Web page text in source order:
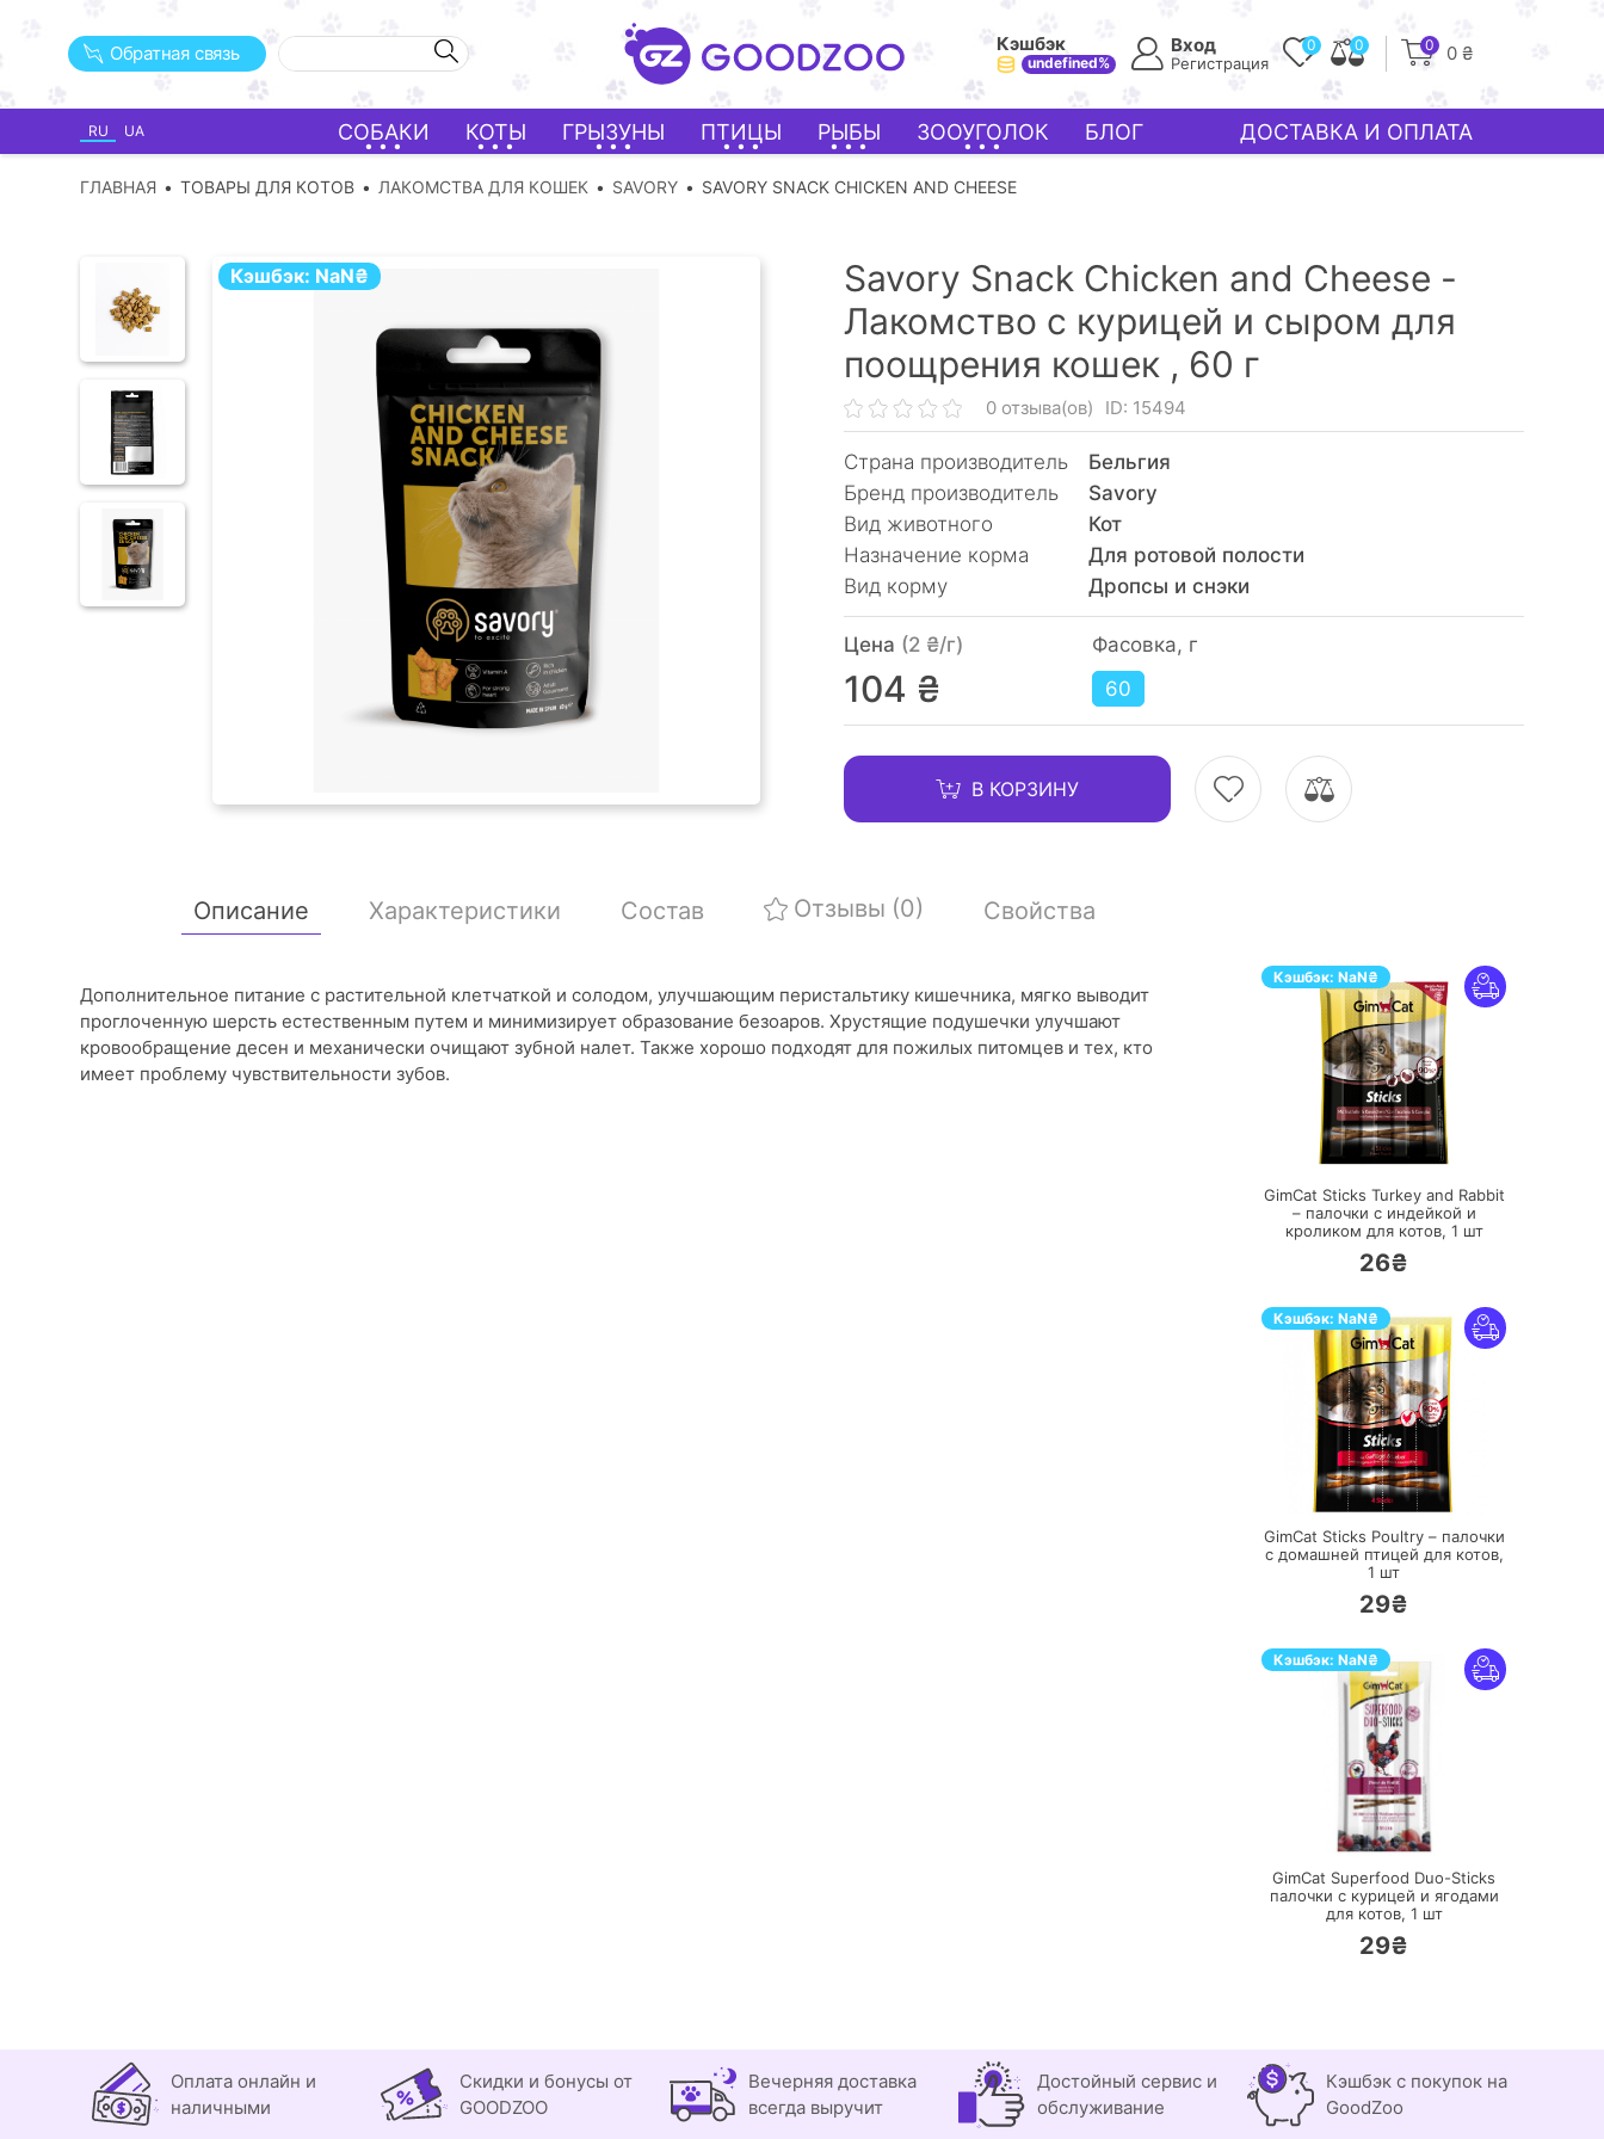
Обратная связь Кэшбэк
undefined%
Вход
Регистрация
0 0 0 0 ₴
RU UA СОБАКИ КОТЫ ГРЫЗУНЫ ПТИЦЫ РЫБЫ ЗООУГОЛОК БЛОГ ДОСТАВКА И ОПЛАТА
ГЛАВНАЯ ТОВАРЫ ДЛЯ КОТОВ ЛАКОМСТВА ДЛЯ КОШЕК SAVORY SAVORY SNACK CHICKEN AND CHEESE
Кэшбэк: NaN₴
Savory Snack Chicken and Cheese -
Лакомство с курицей и сыром для
поощрения кошек , 60 г
0 отзыва(ов) ID: 15494
Страна производитель
Бельгия
Бренд производитель
Savory
Вид животного
Кот
Назначение корма
Для ротовой полости
Вид корму
Дропсы и снэки
Цена (2 ₴/г)
104 ₴
Фасовка, г
60
В КОРЗИНУ
Описание Характеристики Состав Отзывы (0) Свойства
Дополнительное питание с растительной клетчаткой и солодом, улучшающим перистальтику кишечника, мягко выводит
проглоченную шерсть естественным путем и минимизирует образование безоаров. Хрустящие подушечки улучшают
кровообращение десен и механически очищают зубной налет. Также хорошо подходят для пожилых питомцев и тех, кто
имеет проблему чувствительности зубов.
Кэшбэк: NaN₴
ПЕРЕЙТИ
GimCat Sticks Turkey and Rabbit
– палочки с индейкой и
кроликом для котов, 1 шт
26₴
Кэшбэк: NaN₴
ПЕРЕЙТИ
GimCat Sticks Poultry – палочки
с домашней птицей для котов,
1 шт
29₴
Кэшбэк: NaN₴
ПЕРЕЙТИ
GimCat Superfood Duo-Sticks
палочки с курицей и ягодами
для котов, 1 шт
29₴
Оплата онлайн и
наличными
Скидки и бонусы от
GOODZOO
Вечерняя доставка
всегда выручит
Достойный сервис и
обслуживание
Кэшбэк с покупок на
GoodZoo